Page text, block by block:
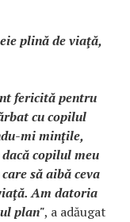
plină de viaţă,
fericită pentru
cu copilul
mi minţile,
copilul meu
să aibă ceva
Am datoria
plan", a adăugat